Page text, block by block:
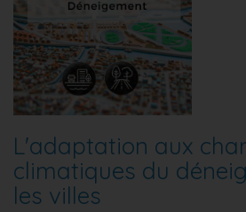
L'adaptation aux
climatiques du
les villes